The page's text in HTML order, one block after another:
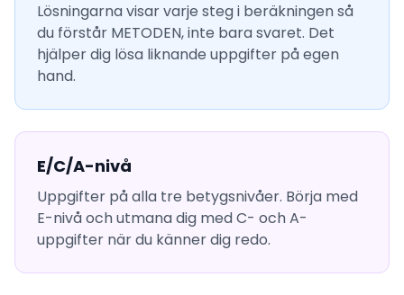
Lösningarna visar varje steg i beräkningen så
du förstår METODEN, inte bara svaret. Det
hjälper dig lösa liknande uppgifter på egen
hand.
E/C/A-nivå
Uppgifter på alla tre betygsnivåer. Börja med
E-nivå och utmana dig med C- och A-
uppgifter när du känner dig redo.